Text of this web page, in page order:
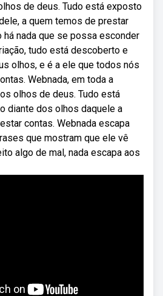
de deus. Tudo está exposto
a quem temos de prestar
há nada que se possa esconder
tudo está descoberto e
olhos, e é a ele que todos nós
Webnada, em toda a
olhos de deus. Tudo está
diante dos olhos daquele a
contas. Webnada escapa
que mostram que ele vê
algo de mal, nada escapa aos